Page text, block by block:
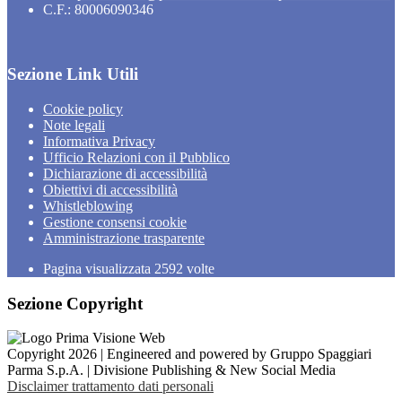
C.F.: 80006090346
Sezione Link Utili
Cookie policy
Note legali
Informativa Privacy
Ufficio Relazioni con il Pubblico
Dichiarazione di accessibilità
Obiettivi di accessibilità
Whistleblowing
Gestione consensi cookie
Amministrazione trasparente
Pagina visualizzata 2592 volte
Sezione Copyright
Copyright 2026 | Engineered and powered by Gruppo Spaggiari
Parma S.p.A. | Divisione Publishing & New Social Media
Disclaimer trattamento dati personali